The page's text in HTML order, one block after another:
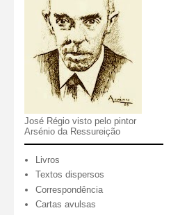
José Régio visto pelo pintor
Arsénio da Ressureição
Livros
Textos dispersos
Correspondência
Cartas avulsas